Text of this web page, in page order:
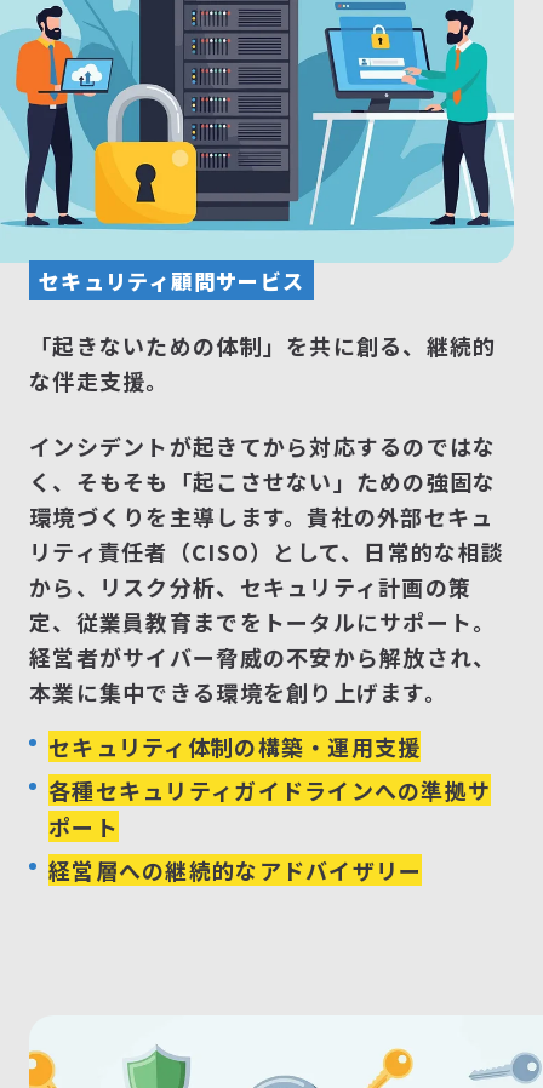
セキュリティ顧問サービス
「起きないための体制」を共に創る、継続的
な伴走支援。
インシデントが起きてから対応するのではな
く、そもそも「起こさせない」ための強固な
環境づくりを主導します。貴社の外部セキュ
リティ責任者（CISO）として、日常的な相談
から、リスク分析、セキュリティ計画の策
定、従業員教育までをトータルにサポート。
経営者がサイバー脅威の不安から解放され、
本業に集中できる環境を創り上げます。
セキュリティ体制の構築・運用支援
各種セキュリティガイドラインへの準拠サ
ポート
経営層への継続的なアドバイザリー